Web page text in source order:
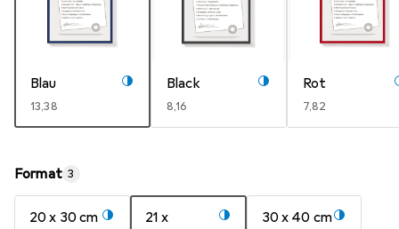
Blau
EUR
13,38
Black
EUR
8,16
Rot
EUR
7,82
Format 3
20 x 30 cm
21 x
30 x 40 cm